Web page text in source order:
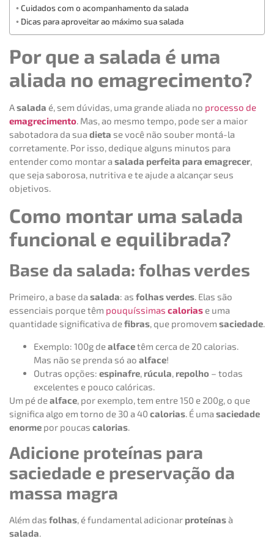
Cuidados com o acompanhamento da salada
Dicas para aproveitar ao máximo sua salada
Por que a salada é uma
aliada no emagrecimento?
Asalada é, sem dúvidas, uma grande aliada no processo de
emagrecimento. Mas, ao mesmo tempo, pode ser a maior
sabotadora da sua dieta se você não souber montá-la
corretamente. Por isso, dedique alguns minutos para
entender como montar a salada perfeita para emagrecer,
que seja saborosa, nutritiva e te ajude a alcançar seus
objetivos.
Como montar uma salada
funcional e equilibrada?
Base da salada: folhas verdes
Primeiro, a base da salada: as folhas verdes. Elas são
essenciais porque têm pouquíssimas calorias e uma
quantidade significativa defibras, que promovem saciedade.
Exemplo: 100g dealfacetêm cerca de 20 calorias.
Mas não se prenda só ao alface!
Outras opções: espinafre, rúcula, repolho – todas
excelentes e pouco calóricas.
Um pé dealface, por exemplo, tem entre 150 e 200g, o que
significa algo em torno de 30 a 40 calorias. É uma saciedade
enorme por poucas calorias.
Adicione proteínas para
saciedade e preservação da
massa magra
Além das folhas, é fundamental adicionar proteínasà
salada.